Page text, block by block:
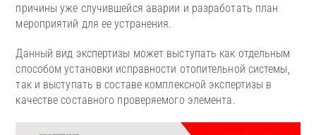
причины уже случившейся аварии и разработать план
мероприятий для ее устранения.
Данный вид экспертизы может выступать как отдельным
способом установки исправности отопительной системы,
так и выступать в составе комплексной экспертизы в
качестве составного проверяемого элемента.